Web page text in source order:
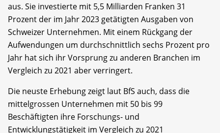
aus. Sie investierte mit 5,5 Milliarden Franken 31
Prozent der im Jahr 2023 getätigten Ausgaben von
Schweizer Unternehmen. Mit einem Rückgang der
Aufwendungen um durchschnittlich sechs Prozent pro
Jahr hat sich ihr Vorsprung zu anderen Branchen im
Vergleich zu 2021 aber verringert.
Die neuste Erhebung zeigt laut BfS auch, dass die
mittelgrossen Unternehmen mit 50 bis 99
Beschäftigten ihre Forschungs- und
Entwicklungstätigkeit im Vergleich zu 2021